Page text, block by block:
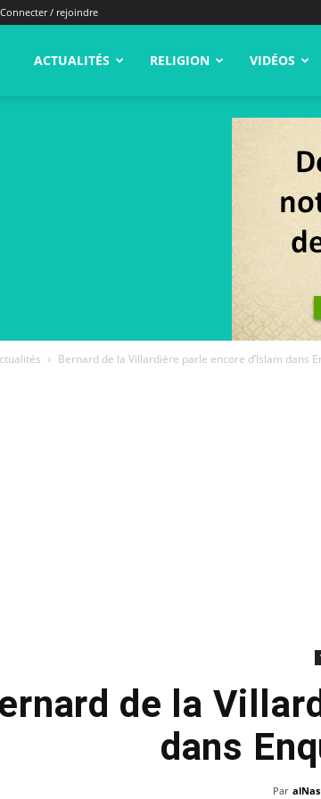
Connecter / rejoindre
ACTUALITÉS RELIGION VIDÉOS
Bernard de la Villardière parle encore d’Islam dans
de la
dans
Par